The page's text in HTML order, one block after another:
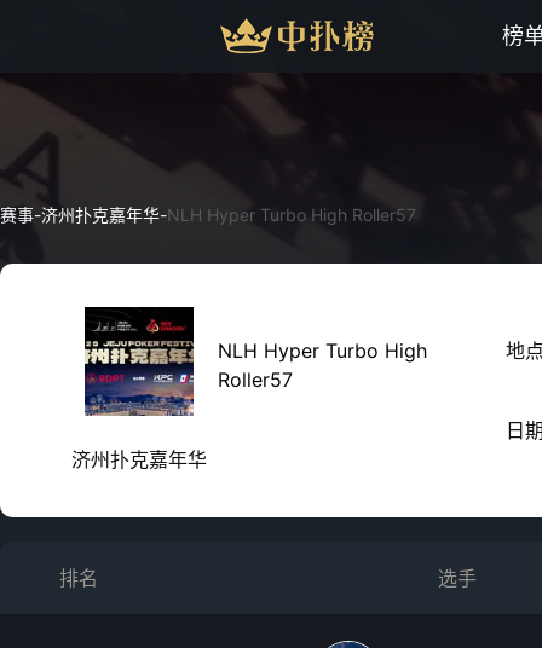
榜
赛事-济州扑克嘉年华-NLH Hyper Turbo High Roller57
济州扑克嘉年华
NLH Hyper Turbo High
Roller57
地
日
排名 选手